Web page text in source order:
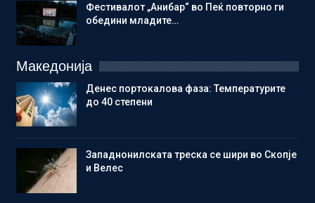
Фестивалот „Анибар“ во Пеќ повторно ги
обедини младите…
Македонија
Денес портокалова фаза: Температурите
до 40 степени
Западнонилската треска се шири во Скопје
и Велес